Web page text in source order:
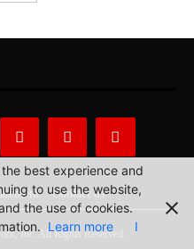
Contact us
Inc. All Rights Reserved.
best experience and
to use the website,
the use of cookies.
Learn more
I